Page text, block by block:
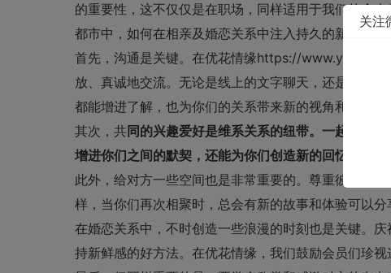
的重要性，这不仅仅是在职场，同样适用于我们的个
都市中，如何在相亲及婚恋关系中注入持久的新鲜感。
首先，沟通是关键。在优花情缘https://
放、真诚地交流。无论是线上的文字聊天，还是线下
都能增进了解，也为你们的关系带来新的视角和深度。
其次，共同的兴趣爱好是维系关系的纽带。一起参加
增进你们之间的默契，还能为你们创造新的回忆，使关
此外，给对方一些空间也是非常重要的。尊重彼此的
样，当你们再次相聚时，总会有新的故事和体验可以分
在婚恋关系中，不时创造一些浪漫的时刻也是关键。
持新鲜感的好方法。在优花情缘，我们鼓励会员们珍
关注